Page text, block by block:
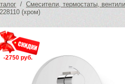
/ Смесители, термостаты, вентили
(хром)
-2750 руб.